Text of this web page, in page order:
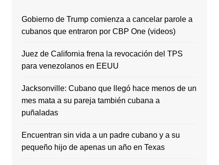
Gobierno de Trump comienza a cancelar parole a
cubanos que entraron por CBP One (videos)
Juez de California frena la revocación del TPS
para venezolanos en EEUU
Jacksonville: Cubano que llegó hace menos de un
mes mata a su pareja también cubana a
puñaladas
Encuentran sin vida a un padre cubano y a su
pequeño hijo de apenas un año en Texas